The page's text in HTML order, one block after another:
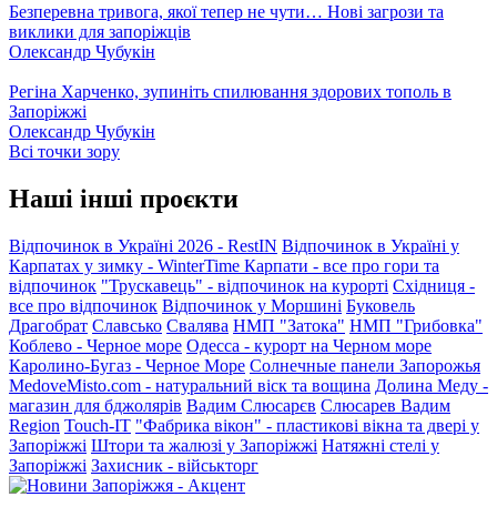
Безперевна тривога, якої тепер не чути… Нові загрози та
виклики для запоріжців
Олександр Чубукін
Регіна Харченко, зупиніть спилювання здорових тополь в
Запоріжжі
Олександр Чубукін
Всі точки зору
Наші інші проєкти
Відпочинок в Україні 2026 - RestIN Відпочинок в Україні у
Карпатах у зимку - WinterTime Карпати - все про гори та
відпочинок "Трускавець" - відпочинок на курорті Східниця -
все про відпочинок Відпочинок у Моршині Буковель
Драгобрат Славсько Свалява НМП "Затока" НМП "Грибовка"
Коблево - Черное море Одесса - курорт на Черном море
Каролино-Бугаз - Черное Море Солнечные панели Запорожья
MedoveMisto.com - натуральний віск та вощина Долина Меду -
магазин для бджолярів Вадим Слюсарєв Слюсарев Вадим
Region Touch-IT "Фабрика вікон" - пластикові вікна та двері у
Запоріжжі Штори та жалюзі у Запоріжжі Натяжні стелі у
Запоріжжі Захисник - військторг